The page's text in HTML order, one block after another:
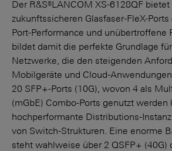
Der R&S®LANCOM XS-6128QF
zukunftssicheren Glasfaser-FleX-
Port-Performance und unübertroffene
bildet damit die perfekte Grundlage
Netzwerke, die den steigenden
Mobilgeräte und Cloud-
20 SFP+-Ports (10G), wovon 4 als
(mGbE) Combo-Ports genutzt werden
hochperformante Distributions-
von Switch-Strukturen. Eine enorme
steht wahlweise über 2 QSFP+ (40G)